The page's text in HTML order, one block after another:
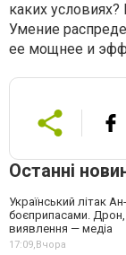
каких
Умение
ее мощнее и
Останні
Український літак
боєприпасами.
виявлення — медіа
17:09,Вчора